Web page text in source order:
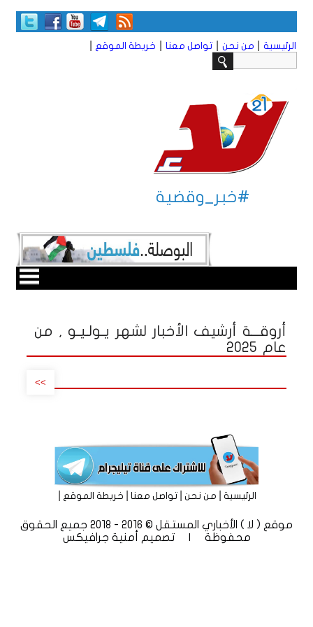
الرئيسية من نحن تواصل معنا خريطة الموقع
#خبر_وقضية
أروقـــة أرشيف الأخبار لشهر يـولـيـو , من
عام 2025
>>
الرئيسية|من نحن|تواصل معنا|خريطة الموقع
موقع ( لا ) الأخباري المستقل © 2016 - 2018 جميع الحقوق
محفوظة | تصميم
أمنية جرافيكس